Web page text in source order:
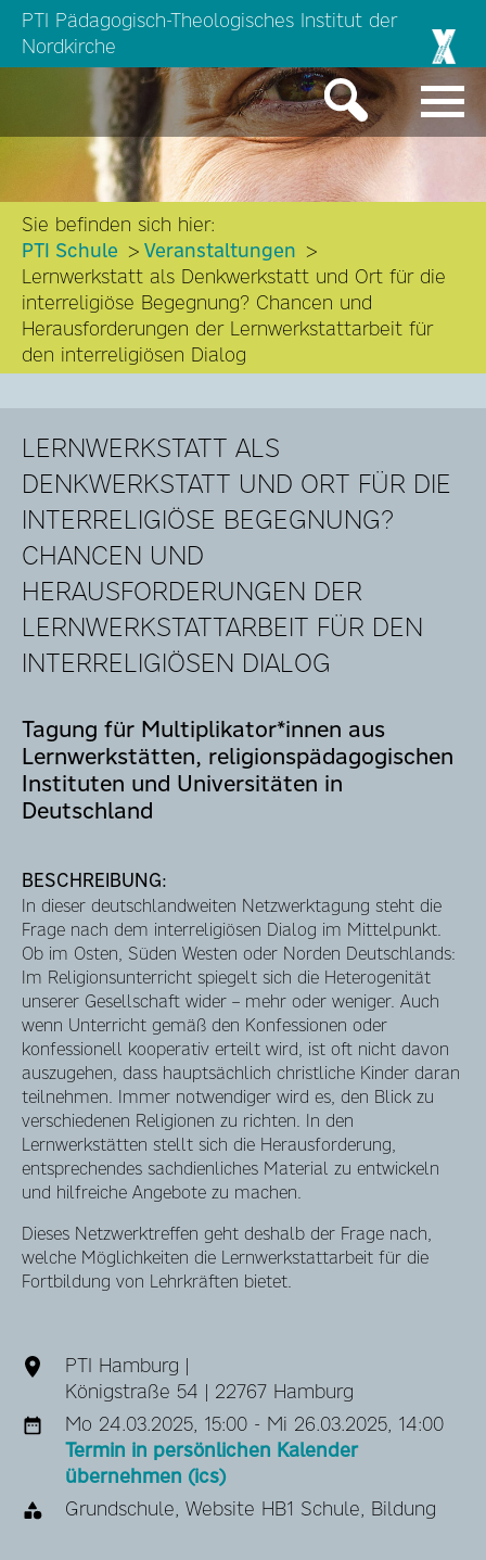
PTI Pädagogisch-Theologisches Institut der
Nordkirche
Sie befinden sich hier:
PTI Schule
Veranstaltungen
Lernwerkstatt als Denkwerkstatt und Ort für die
interreligiöse Begegnung? Chancen und
Herausforderungen der Lernwerkstattarbeit für
den interreligiösen Dialog
LERNWERKSTATT ALS
DENKWERKSTATT UND ORT FÜR DIE
INTERRELIGIÖSE BEGEGNUNG?
CHANCEN UND
HERAUSFORDERUNGEN DER
LERNWERKSTATTARBEIT FÜR DEN
INTERRELIGIÖSEN DIALOG
Tagung für Multiplikator*innen aus
Lernwerkstätten, religionspädagogischen
Instituten und Universitäten in
Deutschland
BESCHREIBUNG:
In dieser deutschlandweiten Netzwerktagung steht die
Frage nach dem interreligiösen Dialog im Mittelpunkt.
Ob im Osten, Süden Westen oder Norden Deutschlands:
Im Religionsunterricht spiegelt sich die Heterogenität
unserer Gesellschaft wider – mehr oder weniger. Auch
wenn Unterricht gemäß den Konfessionen oder
konfessionell kooperativ erteilt wird, ist oft nicht davon
auszugehen, dass hauptsächlich christliche Kinder daran
teilnehmen. Immer notwendiger wird es, den Blick zu
verschiedenen Religionen zu richten. In den
Lernwerkstätten stellt sich die Herausforderung,
entsprechendes sachdienliches Material zu entwickeln
und hilfreiche Angebote zu machen.
Dieses Netzwerktreffen geht deshalb der Frage nach,
welche Möglichkeiten die Lernwerkstattarbeit für die
Fortbildung von Lehrkräften bietet.
PTI Hamburg |
Königstraße 54 | 22767 Hamburg
Mo 24.03.2025, 15:00 - Mi 26.03.2025, 14:00
Termin in persönlichen Kalender
übernehmen (ics)
Grundschule, Website HB1 Schule, Bildung